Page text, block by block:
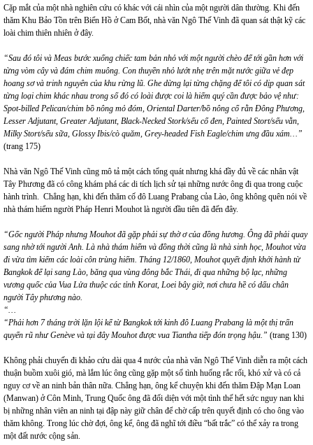
Cặp mắt của một nhà nghiên cứu có khác với cái nhìn của một người dân thường. Khi đến
thăm Khu Bảo Tồn trên Biển Hồ ở Cam Bốt, nhà văn Ngô Thế Vinh đã quan sát thật kỹ các
loài chim thiên nhiên ở đây.
“Sau đó tôi và Meas bước xuống chiếc tam bản nhỏ với một người chèo để tới gần hơn với
từng vòm cây và đám chim muông. Con thuyền nhỏ lướt nhẹ trên mặt nước giữa vẻ đẹp
hoang sơ và trinh nguyên của khu rừng lũ. Ghe dừng lại từng chặng để tôi có dịp quan sát
từng loại chim khác nhau trong số đó có loài được coi là hiếm quý cần được bảo vệ như:
Spot-billed Pelican/chim bồ nông mỏ đóm, Oriental Darter/bồ nông cổ rằn Đông Phương,
Lesser Adjutant, Greater Adjutant, Black-Necked Stork/sếu cổ đen, Painted Stort/sếu vằn,
Milky Stort/sếu sữa, Glossy Ibis/cò quăm, Grey-headed Fish Eagle/chim ưng đầu xám…”
(trang 175)
Nhà văn Ngô Thế Vinh cũng mô tả một cách tổng quát nhưng khá đầy đủ về các nhân vật
Tây Phương đã có công khám phá các di tích lịch sử tại những nước ông đi qua trong cuộc
hành trình. Chẳng hạn, khi đến thăm cố đô Luang Prabang của Lào, ông không quên nói về
nhà thám hiểm người Pháp Henri Mouhot là người đầu tiên đã đến đây.
“Gốc người Pháp nhưng Mouhot đã gặp phải sự thờ ơ của đồng hương. Ông đã phải quay
sang nhờ tới người Anh. Là nhà thám hiểm và đồng thời cũng là nhà sinh học, Mouhot vừa
đi vừa tìm kiếm các loài côn trùng hiếm. Tháng 12/1860, Mouhot quyết định khởi hành từ
Bangkok để lại sang Lào, băng qua vùng đông bắc Thái, đi qua những bộ lạc, những
vương quốc của Vua Lửa thuộc các tỉnh Korat, Loei bây giờ, nơi chưa hề có dấu chân
người Tây phương nào.
“…
“Phải hơn 7 tháng trời lặn lội kể từ Bangkok tới kinh đô Luang Prabang là một thị trấn
quyến rũ như Genève và tại đây Mouhot được vua Tiantha tiếp đón trọng hậu.” (trang 130)
Không phải chuyến đi khảo cứu dài qua 4 nước của nhà văn Ngô Thế Vinh diễn ra một cách
thuận buồm xuôi gió, mà lắm lúc ông cũng gặp một số tình huống rắc rối, khó xử và có cả
nguy cơ về an ninh bản thân nữa. Chẳng hạn, ông kể chuyện khi đến thăm Đập Mạn Loan
(Manwan) ở Côn Minh, Trung Quốc ông đã đối diện với một tình thế hết sức nguy nan khi
bị những nhân viên an ninh tại đập này giữ chân để chờ cấp trên quyết định có cho ông vào
thăm không. Trong lúc chờ đợi, ông kể, ông đã nghĩ tới điều “bất trắc” có thể xảy ra trong
một đất nước cộng sản.